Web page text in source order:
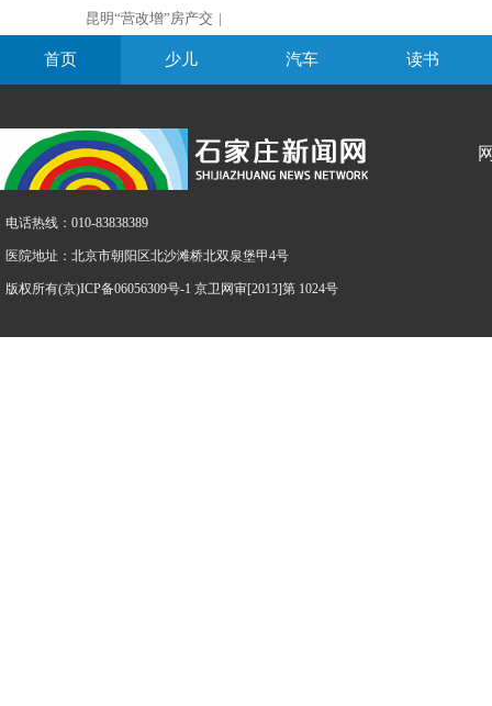
昆明“营改增”房产交 |
首页 少儿 汽车 读书
电话热线：010-83838389
医院地址：北京市朝阳区北沙滩桥北双泉堡甲4号
版权所有(京)ICP备06056309号-1 京卫网审[2013]第 1024号